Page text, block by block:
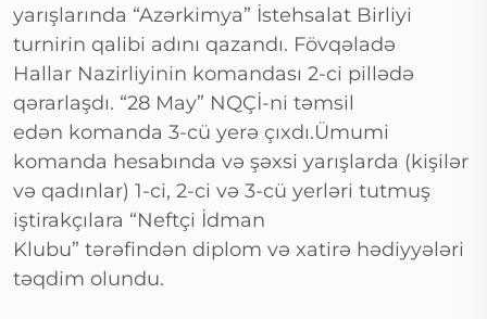
yarışlarında “Azərkimya” İstehsalat Birliyi
turnirin qalibi adını qazandı. Fövqəladə
Hallar Nazirliyinin komandası 2-ci pillədə
qərarlaşdı. “28 May” NQÇİ-ni təmsil
edən komanda 3-cü yerə çıxdı.Ümumi
komanda hesabında və şəxsi yarışlarda (kişilər
və qadınlar) 1-ci, 2-ci və 3-cü yerləri tutmuş
iştirakçılara “Neftçi İdman
Klubu” tərəfindən diplom və xatirə hədiyyələri
təqdim olundu.